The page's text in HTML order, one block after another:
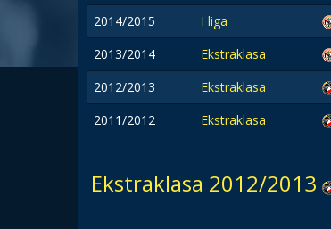
2014/2015
I liga
2013/2014
Ekstraklasa
2012/2013
Ekstraklasa
2011/2012
Ekstraklasa
Ekstraklasa 2012/2013